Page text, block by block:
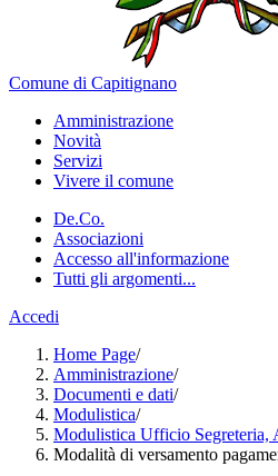
Comune di Capitignano
Amministrazione
Novità
Servizi
Vivere il comune
De.Co.
Associazioni
Accesso all'informazione
Tutti gli argomenti...
Accedi
Home Page/
Amministrazione/
Documenti e dati/
Modulistica/
Modulistica Ufficio Segreteria,
Modalità di versamento